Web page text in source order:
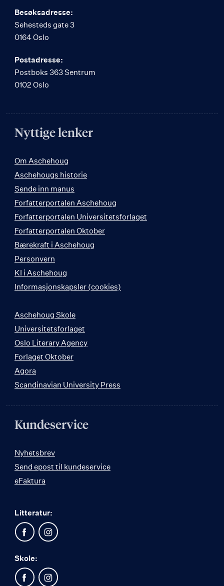
Besøksadresse:
Sehesteds gate 3
0164 Oslo
Postadresse:
Postboks 363 Sentrum
0102 Oslo
Nyttige lenker
Om Aschehoug
Aschehougs historie
Sende inn manus
Forfatterportalen Aschehoug
Forfatterportalen Universitetsforlaget
Forfatterportalen Oktober
Bærekraft i Aschehoug
Personvern
KI i Aschehoug
Informasjonskapsler (cookies)
Aschehoug Skole
Universitetsforlaget
Oslo Literary Agency
Forlaget Oktober
Agora
Scandinavian University Press
Kundeservice
Nyhetsbrev
Send epost til kundeservice
eFaktura
Litteratur:
Skole: